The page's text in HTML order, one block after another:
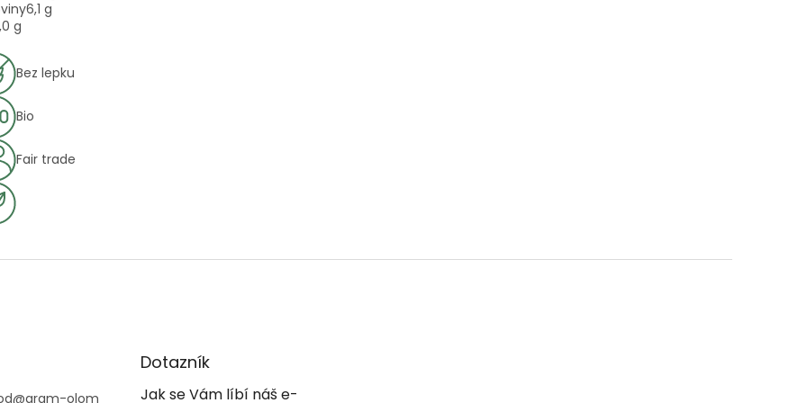
6,1 g
g
Bez lepku
Bio
Fair trade
@gram-olom
Dotazník
Jak se Vám líbí náš e-